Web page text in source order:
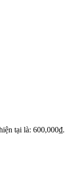
tại là: 600,000₫.